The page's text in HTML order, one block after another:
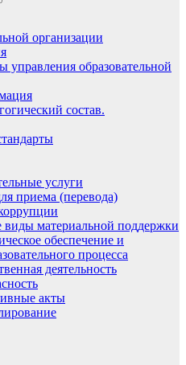
организации
управления образовательной
состав.
услуги
приема (перевода)
материальной поддержки
обеспечение и
процесса
деятельность
акты